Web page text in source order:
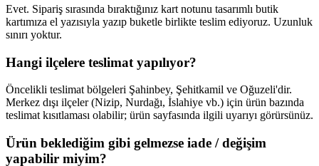
Evet. Sipariş sırasında bıraktığınız kart notunu tasarımlı butik
kartımıza el yazısıyla yazıp buketle birlikte teslim ediyoruz. Uzunluk
sınırı yoktur.
Hangi ilçelere teslimat yapılıyor?
Öncelikli teslimat bölgeleri Şahinbey, Şehitkamil ve Oğuzeli'dir.
Merkez dışı ilçeler (Nizip, Nurdağı, İslahiye vb.) için ürün bazında
teslimat kısıtlaması olabilir; ürün sayfasında ilgili uyarıyı görürsünüz.
Ürün beklediğim gibi gelmezse iade / değişim
yapabilir miyim?